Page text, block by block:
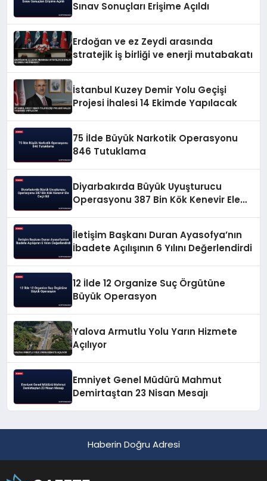
Sınav Sonuçları Erişime Açıldı
Erdoğan ve ez Zeydi arasında
stratejik iş birliği ve enerji mutabakatı
İstanbul Kuzey Demir Yolu Geçişi
Projesi İhalesi 14 Ekimde Yapılacak
75 İlde Büyük Narkotik Operasyonu
846 Tutuklama
Diyarbakırda Büyük Uyuşturucu
Operasyonu 387 Bin Kök Kenevir Ele
İletişim Başkanı Duran Ayasofya’nın
İbadete Açılışının 6 Yılını Değerlendirdi
12 İlde 12 Organize Suç Örgütüne
Büyük Operasyon
Yalova Armutlu Yolu Yarın Hizmete
Açılıyor
Emniyet Genel Müdürü Mahmut
Demirtaştan 23 Nisan Mesajı
Haberin Doğru Adresi